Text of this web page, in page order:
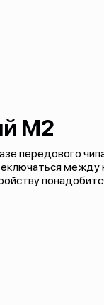
M2
передового